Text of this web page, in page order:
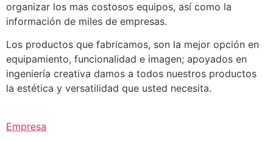
organizar los mas costosos equipos, así como la
información de miles de empresas.
Los productos que fabricamos, son la mejor opción en
equipamiento, funcionalidad e imagen; apoyados en
ingeniería creativa damos a todos nuestros productos
la estética y versatilidad que usted necesita.
Empresa